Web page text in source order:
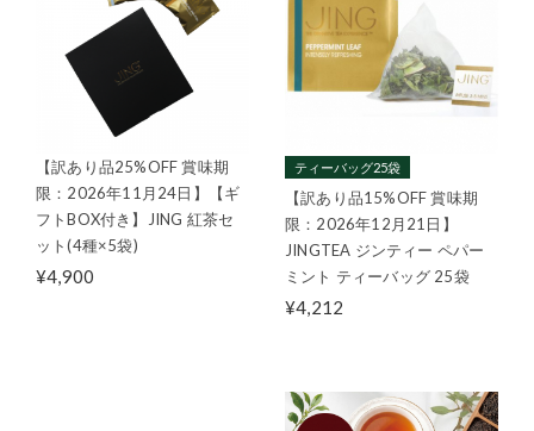
【訳あり品25%OFF 賞味期
限：2026年11月24日】【ギ
フトBOX付き】JING 紅茶セ
ット(4種×5袋)
¥4,900
ティーバッグ25袋
【訳あり品15%OFF 賞味期
限：2026年12月21日】
JINGTEA ジンティー ペパー
ミント ティーバッグ 25袋
¥4,212